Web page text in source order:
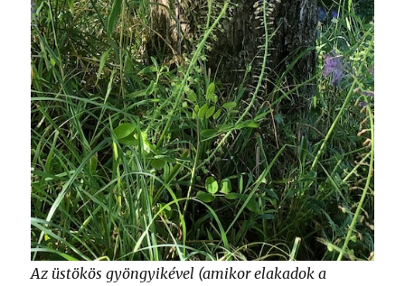
Az üstökös gyöngyikével (amikor elakadok a